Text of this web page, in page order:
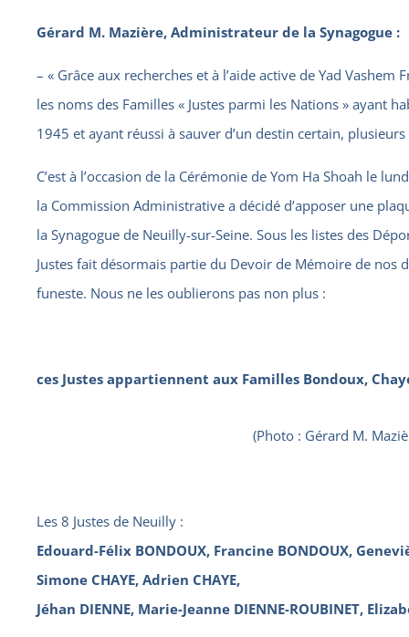
Gérard M. Mazière, Administrateur de la Synagogue :
– « Grâce aux recherches et à l’aide active de Yad
les noms des Familles « Justes parmi les Nations » ayant
1945 et ayant réussi à sauver d’un destin certain,
C’est à l’occasion de la Cérémonie de Yom Ha Shoah le
la Commission Administrative a décidé d’apposer une
la Synagogue de Neuilly-sur-Seine. Sous les listes des
Justes fait désormais partie du Devoir de Mémoire de nos
funeste. Nous ne les oublierons pas non plus :
ces Justes appartiennent aux Familles Bondoux,
(Photo : Gérard M.
Les 8 Justes de Neuilly :
Edouard-Félix BONDOUX, Francine BONDOUX,
Simone CHAYE, Adrien CHAYE,
Jéhan DIENNE, Marie-Jeanne DIENNE-ROUBINET,